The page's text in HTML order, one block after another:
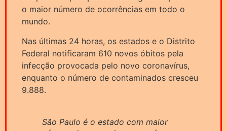
o maior número de ocorrências em todo o
mundo.
Nas últimas 24 horas, os estados e o Distrito
Federal notificaram 610 novos óbitos pela
infecção provocada pelo novo coronavírus,
enquanto o número de contaminados cresceu
9.888.
São Paulo é o estado com maior